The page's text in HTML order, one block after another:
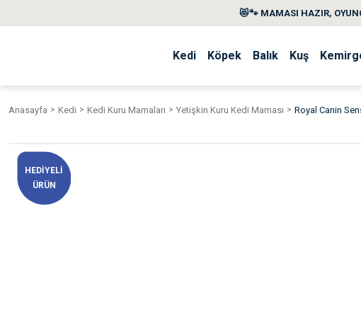
😻🐾 MAMASI HAZIR,
Kedi Köpek Balık Kuş
Anasayfa Kedi Kedi Kuru Mamaları Yetişkin Kuru Kedi Maması Royal Canin
HEDİYELİ
ÜRÜN